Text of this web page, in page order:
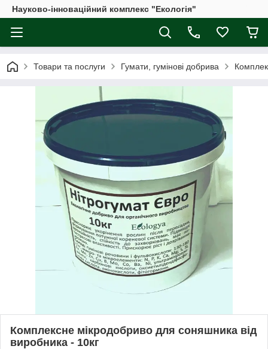
Науково-інноваційний комплекс "Екологія"
Товари та послуги Гумати, гумінові добрива
Комплексне мікродобриво для соняшника від
виробника - 10кг